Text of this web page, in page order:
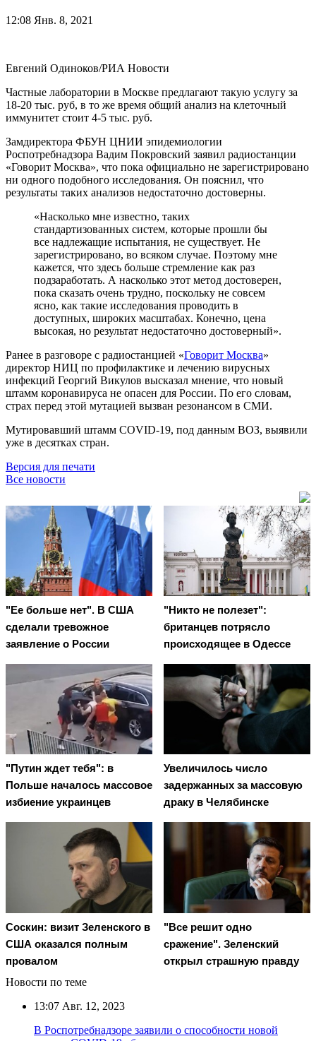
12:08 Янв. 8, 2021
Евгений Одиноков/РИА Новости
Частные лаборатории в Москве предлагают такую услугу за
18-20 тыс. руб, в то же время общий анализ на клеточный
иммунитет стоит 4-5 тыс. руб.
Замдиректора ФБУН ЦНИИ эпидемиологии
Роспотребнадзора Вадим Покровский заявил радиостанции
«Говорит Москва», что пока официально не зарегистрировано
ни одного подобного исследования. Он пояснил, что
результаты таких анализов недостаточно достоверны.
«Насколько мне известно, таких
стандартизованных систем, которые прошли бы
все надлежащие испытания, не существует. Не
зарегистрировано, во всяком случае. Поэтому мне
кажется, что здесь больше стремление как раз
подзаработать. А насколько этот метод достоверен,
пока сказать очень трудно, поскольку не совсем
ясно, как такие исследования проводить в
доступных, широких масштабах. Конечно, цена
высокая, но результат недостаточно достоверный».
Ранее в разговоре с радиостанцией «Говорит Москва»
директор НИЦ по профилактике и лечению вирусных
инфекций Георгий Викулов высказал мнение, что новый
штамм коронавируса не опасен для России. По его словам,
страх перед этой мутацией вызван резонансом в СМИ.
Мутировавший штамм COVID-19, под данным ВОЗ, выявили
уже в десятках стран.
Версия для печати
Все новости
"Ее больше нет". В США
сделали тревожное
заявление о России
"Никто не полезет":
британцев потрясло
происходящее в Одессе
"Путин ждет тебя": в
Польше началось массовое
избиение украинцев
Увеличилось число
задержанных за массовую
драку в Челябинске
Соскин: визит Зеленского в
США оказался полным
провалом
"Все решит одно
сражение". Зеленский
открыл страшную правду
Новости по теме
13:07 Авг. 12, 2023
В Роспотребнадзоре заявили о способности новой